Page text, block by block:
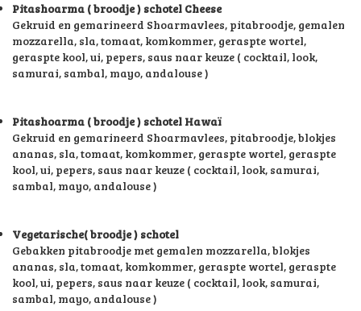
Pitashoarma ( broodje ) schotel Cheese
Gekruid en gemarineerd Shoarmavlees, pitabroodje, gemalen
mozzarella, sla, tomaat, komkommer, geraspte wortel,
geraspte kool, ui, pepers, saus naar keuze ( cocktail, look,
samurai, sambal, mayo, andalouse )
Pitashoarma ( broodje ) schotel Hawaï
Gekruid en gemarineerd Shoarmavlees, pitabroodje, blokjes
ananas, sla, tomaat, komkommer, geraspte wortel, geraspte
kool, ui, pepers, saus naar keuze ( cocktail, look, samurai,
sambal, mayo, andalouse )
Vegetarische( broodje ) schotel
Gebakken pitabroodje met gemalen mozzarella, blokjes
ananas, sla, tomaat, komkommer, geraspte wortel, geraspte
kool, ui, pepers, saus naar keuze ( cocktail, look, samurai,
sambal, mayo, andalouse )